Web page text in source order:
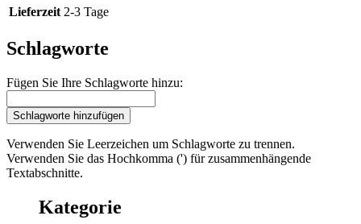
Lieferzeit 2-3 Tage
Schlagworte
Fügen Sie Ihre Schlagworte hinzu:
Schlagworte hinzufügen
Verwenden Sie Leerzeichen um Schlagworte zu trennen.
Verwenden Sie das Hochkomma (') für zusammenhängende
Textabschnitte.
Kategorie